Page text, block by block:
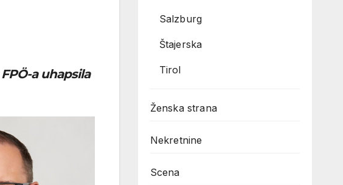
FPÖ-auhapsila
Salzburg
Štajerska
Tirol
Ženska strana
Nekretnine
Scena